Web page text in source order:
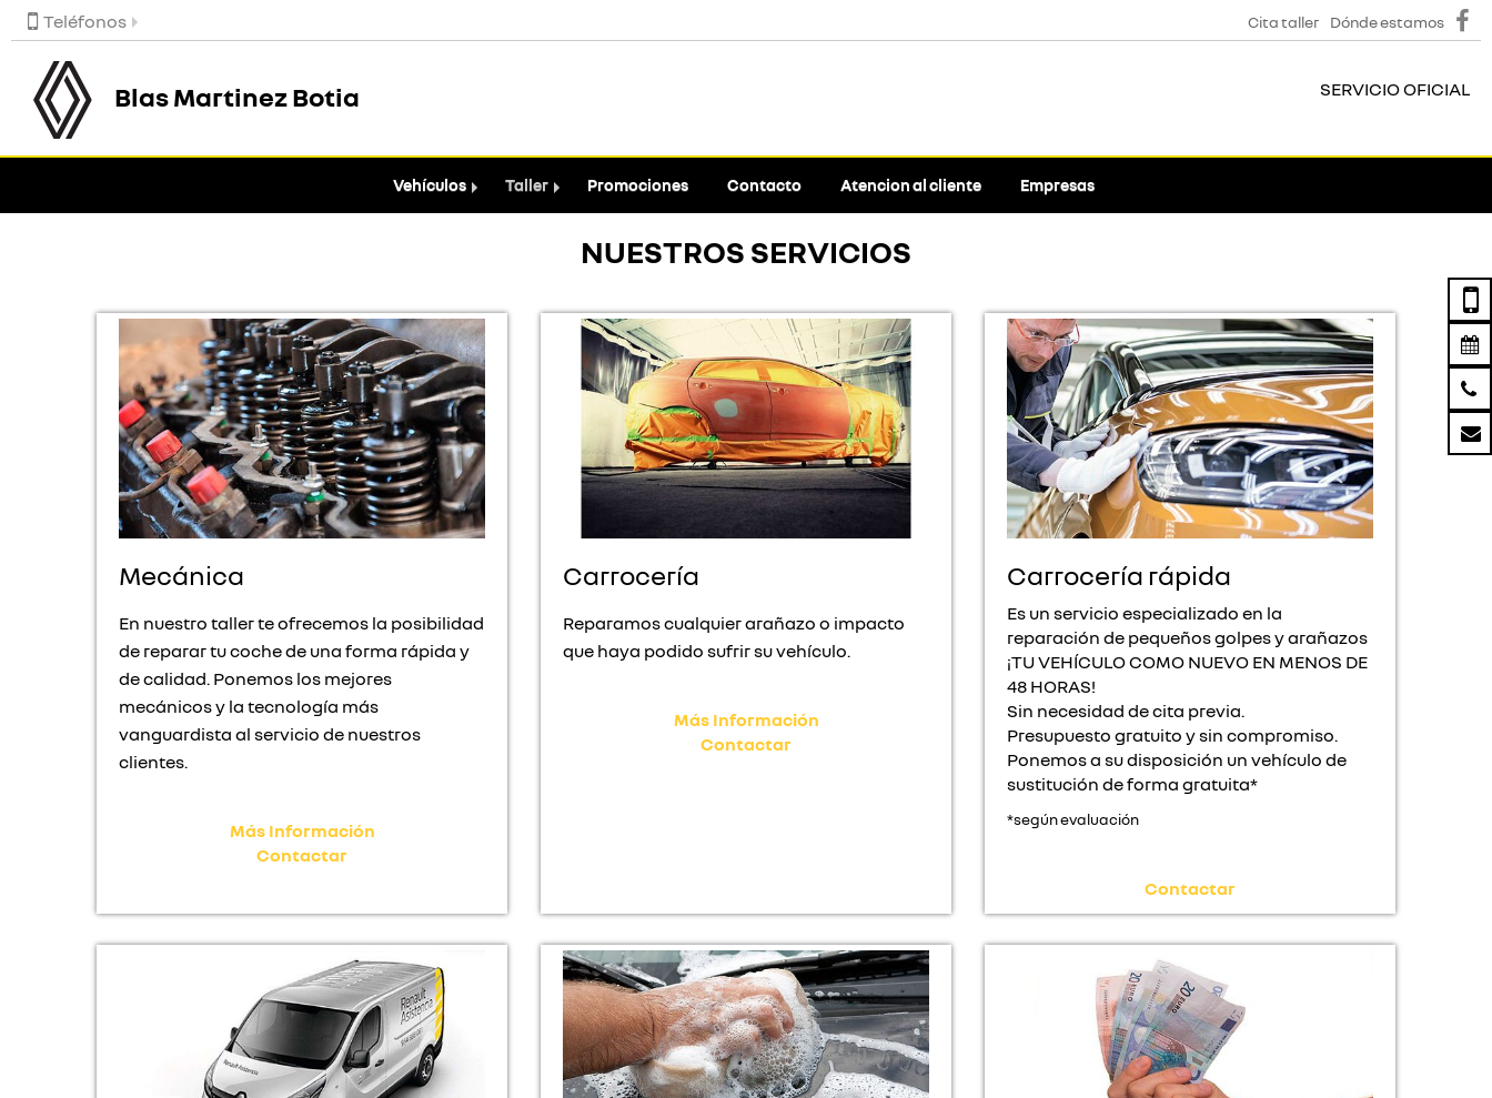
Teléfonos Cita taller Dónde estamos
Blas Martinez Botia SERVICIO OFICIAL
Vehículos Taller Promociones Contacto Atencion al cliente Empresas
NUESTROS SERVICIOS
Mecánica
En nuestro taller te ofrecemos la posibilidad
de reparar tu coche de una forma rápida y
de calidad. Ponemos los mejores
mecánicos y la tecnología más
vanguardista al servicio de nuestros
clientes.
Más Información
Contactar
Carrocería
Reparamos cualquier arañazo o impacto
que haya podido sufrir su vehículo.
Más Información
Contactar
Carrocería rápida
Es un servicio especializado en la
reparación de pequeños golpes y arañazos
¡TU VEHÍCULO COMO NUEVO EN MENOS DE
48 HORAS!
Sin necesidad de cita previa.
Presupuesto gratuito y sin compromiso.
Ponemos a su disposición un vehículo de
sustitución de forma gratuita*
*según evaluación
Contactar